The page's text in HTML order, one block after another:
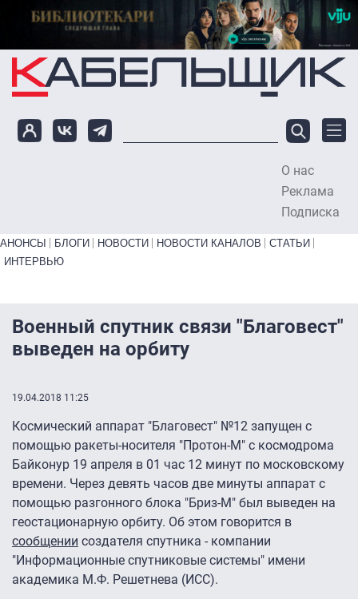
Перейти к основному содержанию
О нас
Реклама
Подписка
Primary links bottom
АНОНСЫ БЛОГИ НОВОСТИ НОВОСТИ КАНАЛОВ
СТАТЬИ
ИНТЕРВЬЮ
Военный спутник связи "Благовест"
выведен на орбиту
19.04.2018 11:25
Космический аппарат "Благовест" №12 запущен с
помощью ракеты-носителя "Протон-М" с космодрома
Байконур 19 апреля в 01 час 12 минут по московскому
времени. Через девять часов две минуты аппарат с
помощью разгонного блока "Бриз-М" был выведен на
геостационарную орбиту. Об этом говорится в
сообщении создателя спутника - компании
"Информационные спутниковые системы" имени
академика М.Ф. Решетнева (ИСС).